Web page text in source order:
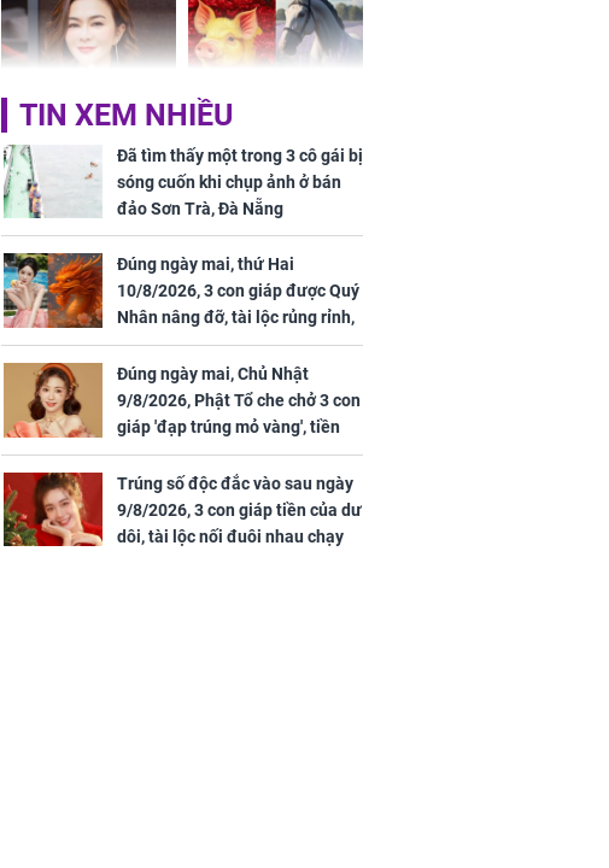
hạ
'Đệ nhất mỹ nhân Hồng
Kông' Quan Chi Lâm
phản hồi tin yêu trai
trẻ kém 36 tuổi
Tử vi tuần mới (từ 10
đến 16/8/2026), 3 con
giáp mưa thuận gió
hòa, tiền về như nước,
bạc vàng dư dả, Phú
Quý Vinh Hoa, vận
trình khai sáng
đại thắng phòng vé,
doanh thu vượt 8.600
tỷ đồng
TIN XEM NHIỀU
Đã tìm thấy một trong 3 cô gái bị
sóng cuốn khi chụp ảnh ở bán
đảo Sơn Trà, Đà Nẵng
Đúng ngày mai, thứ Hai
10/8/2026, 3 con giáp được Quý
Nhân nâng đỡ, tài lộc rủng rỉnh,
yên tâm hưởng vinh hoa Phú
Quý
Đúng ngày mai, Chủ Nhật
9/8/2026, Phật Tổ che chở 3 con
giáp 'đạp trúng mỏ vàng', tiền
bạc nhiều như lá sung, sự
nghiệp vượng phát
Trúng số độc đắc vào sau ngày
9/8/2026, 3 con giáp tiền của dư
dôi, tài lộc nối đuôi nhau chạy